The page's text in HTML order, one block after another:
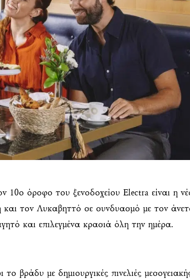
10ο όροφο του ξενοδοχείου Electra είναι η
τον Λυκαβηττό σε συνδυασμό με τον
και επιλεγμένα κρασιά όλη την ημέρα.
το βράδυ με δημιουργικές πινελιές